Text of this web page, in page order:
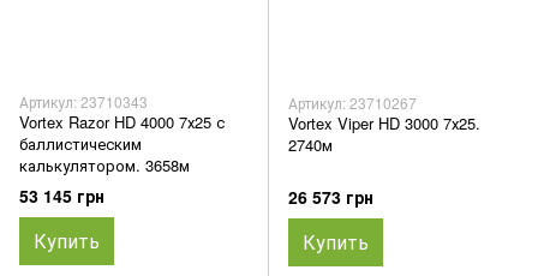
Артикул: 23710343
Vortex Razor HD 4000 7х25 с
баллистическим
калькулятором. 3658м
53 145 грн
Купить
Артикул: 23710267
Vortex Viper HD 3000 7х25.
2740м
26 573 грн
Купить